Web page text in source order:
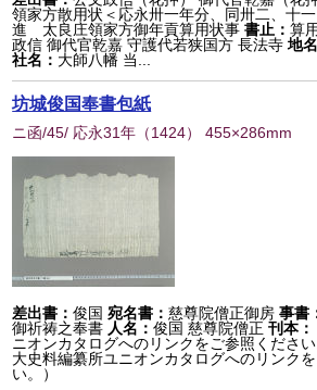
領家方散用状＜応永卅一年分、同卅二、十
進 太良庄領家方御年貢算用状事 書止：算
政信 御代官乾嘉 守護代若狭国方 長法寺 地
社名： 大師八幡 当...
坊城俊国奉書包紙
ニ函/45/ 応永31年 （1424） 455×286mm
差出書：俊国 宛名書：慈尊院僧正御房 事書
御祈祷之奉書 人名：俊国 慈尊院僧正 刊本：
ニオンカタログへのリンクをご参照ください
大史料編纂所ユニオンカタログへのリンク
い。）